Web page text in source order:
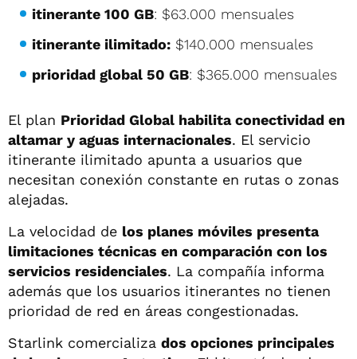
itinerante 100 GB: $63.000 mensuales
itinerante ilimitado: $140.000 mensuales
prioridad global 50 GB: $365.000 mensuales
El plan Prioridad Global habilita conectividad en
altamar y aguas internacionales. El servicio
itinerante ilimitado apunta a usuarios que
necesitan conexión constante en rutas o zonas
alejadas.
La velocidad de los planes móviles presenta
limitaciones técnicas en comparación con los
servicios residenciales. La compañía informa
además que los usuarios itinerantes no tienen
prioridad de red en áreas congestionadas.
Starlink comercializa dos opciones principales